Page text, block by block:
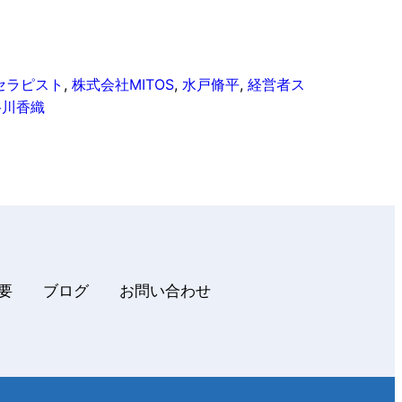
ラピスト , 株式会社MITOS, 水戸脩平, 経営者ス
香織
ブログ お問い合わせ